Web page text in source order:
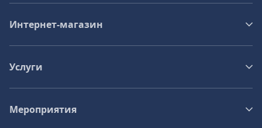
Интернет-магазин
Услуги
Мероприятия